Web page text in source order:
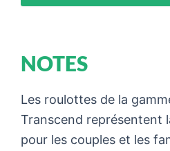
NOTES
Les roulottes de la
Transcend représentent
pour les couples et les